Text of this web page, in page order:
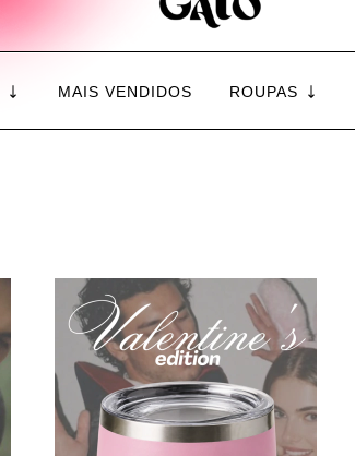
MAIS VENDIDOS ROUPAS